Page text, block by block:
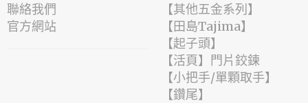
聯絡我們
官方網站
【其他五金系列】
【田島Tajima】
【起子頭】
【活頁】門片鉸鍊
【小把手/單顆取手】
【鑽尾】